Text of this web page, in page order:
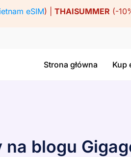
eSIM) | THAISUMMER (-
Strona główna Kup
na blogu